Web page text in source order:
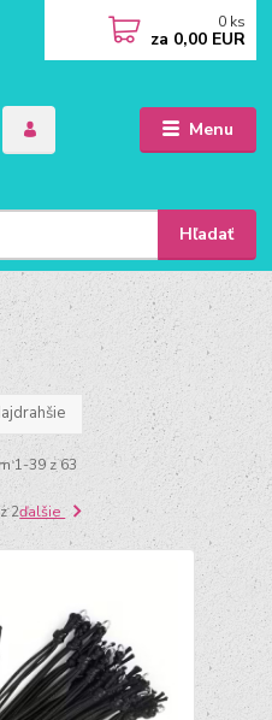
Menu
Hľadať
0 ks
za 0,00 EUR
1-39 z 63
z 2ďalšie